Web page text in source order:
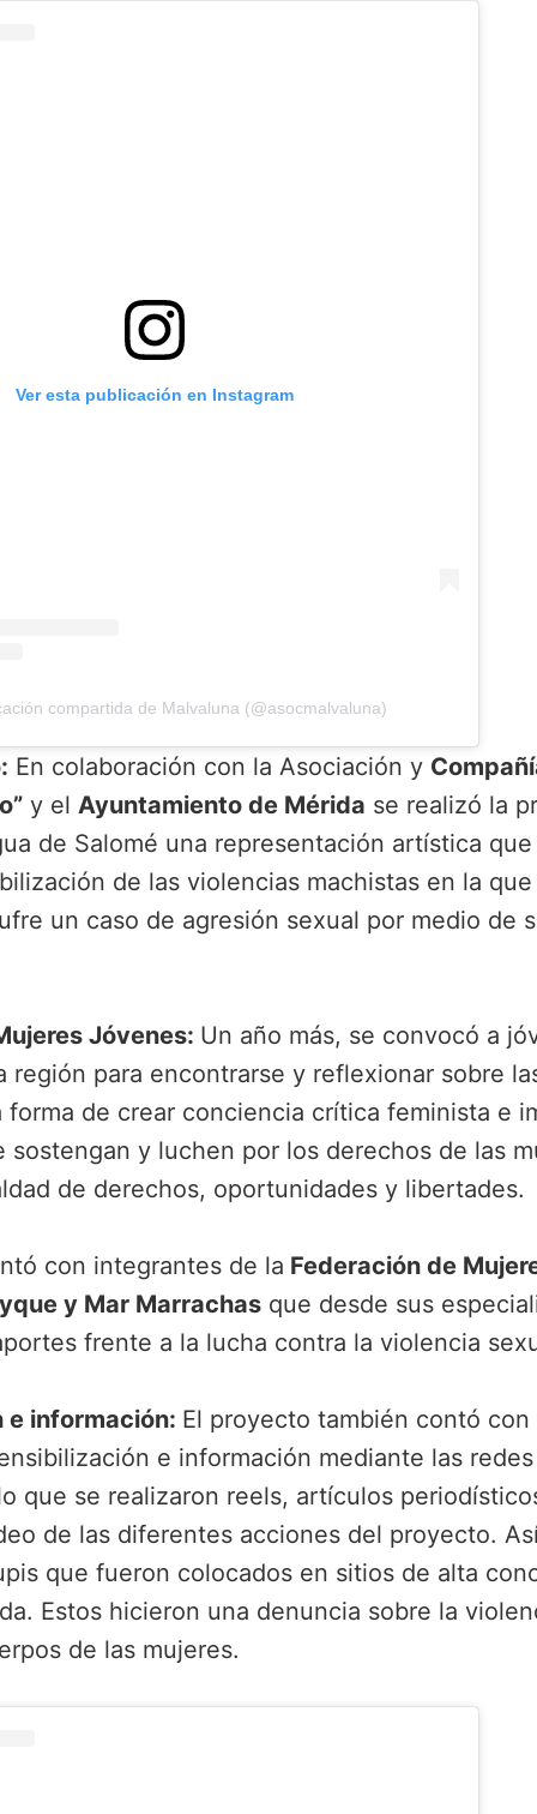
Ver esta publicación en Instagram
compartida de Malvaluna (@asocmalvaluna)
En colaboración con la Asociación y
y el Ayuntamiento de Mérida se realizó la
de Salomé una representación artística
de las violencias machistas en la que
un caso de agresión sexual por medio de
Jóvenes: Un año más, se convocó a
región para encontrarse y reflexionar sobre
forma de crear conciencia crítica feminista e
sostengan y luchen por los derechos de las
de derechos, oportunidades y libertades.
con integrantes de la Federación de
y Mar Marrachasque desde sus
frente a la lucha contra la violencia
e información: El proyecto también contó con
e información mediante las
que se realizaron reels, artículos
de las diferentes acciones del proyecto.
que fueron colocados en sitios de alta
Estos hicieron una denuncia sobre la
de las mujeres.